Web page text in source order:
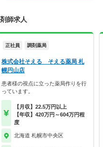
師求人
正社員 調剤薬局
株式会社そえる そえる薬局 札
幌円山店
患者様の視点に立った薬局作りを行
っています。
【月収】22.5万円以上
【年収】420万円～604万円程
度
北海道 札幌市中央区